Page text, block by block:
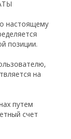
настоящему
позиции.
на
путем
счет